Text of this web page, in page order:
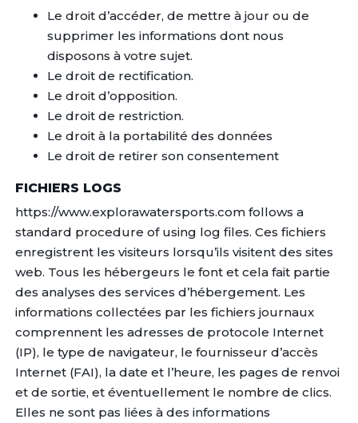
Le droit d’accéder, de mettre à jour ou de
supprimer les informations dont nous
disposons à votre sujet.
Le droit de rectification.
Le droit d’opposition.
Le droit de restriction.
Le droit à la portabilité des données
Le droit de retirer son consentement
FICHIERS LOGS
https://www.explorawatersports.com follows a
standard procedure of using log files. Ces fichiers
enregistrent les visiteurs lorsqu’ils visitent des sites
web. Tous les hébergeurs le font et cela fait partie
des analyses des services d’hébergement. Les
informations collectées par les fichiers journaux
comprennent les adresses de protocole Internet
(IP), le type de navigateur, le fournisseur d’accès
Internet (FAI), la date et l’heure, les pages de renvoi
et de sortie, et éventuellement le nombre de clics.
Elles ne sont pas liées à des informations